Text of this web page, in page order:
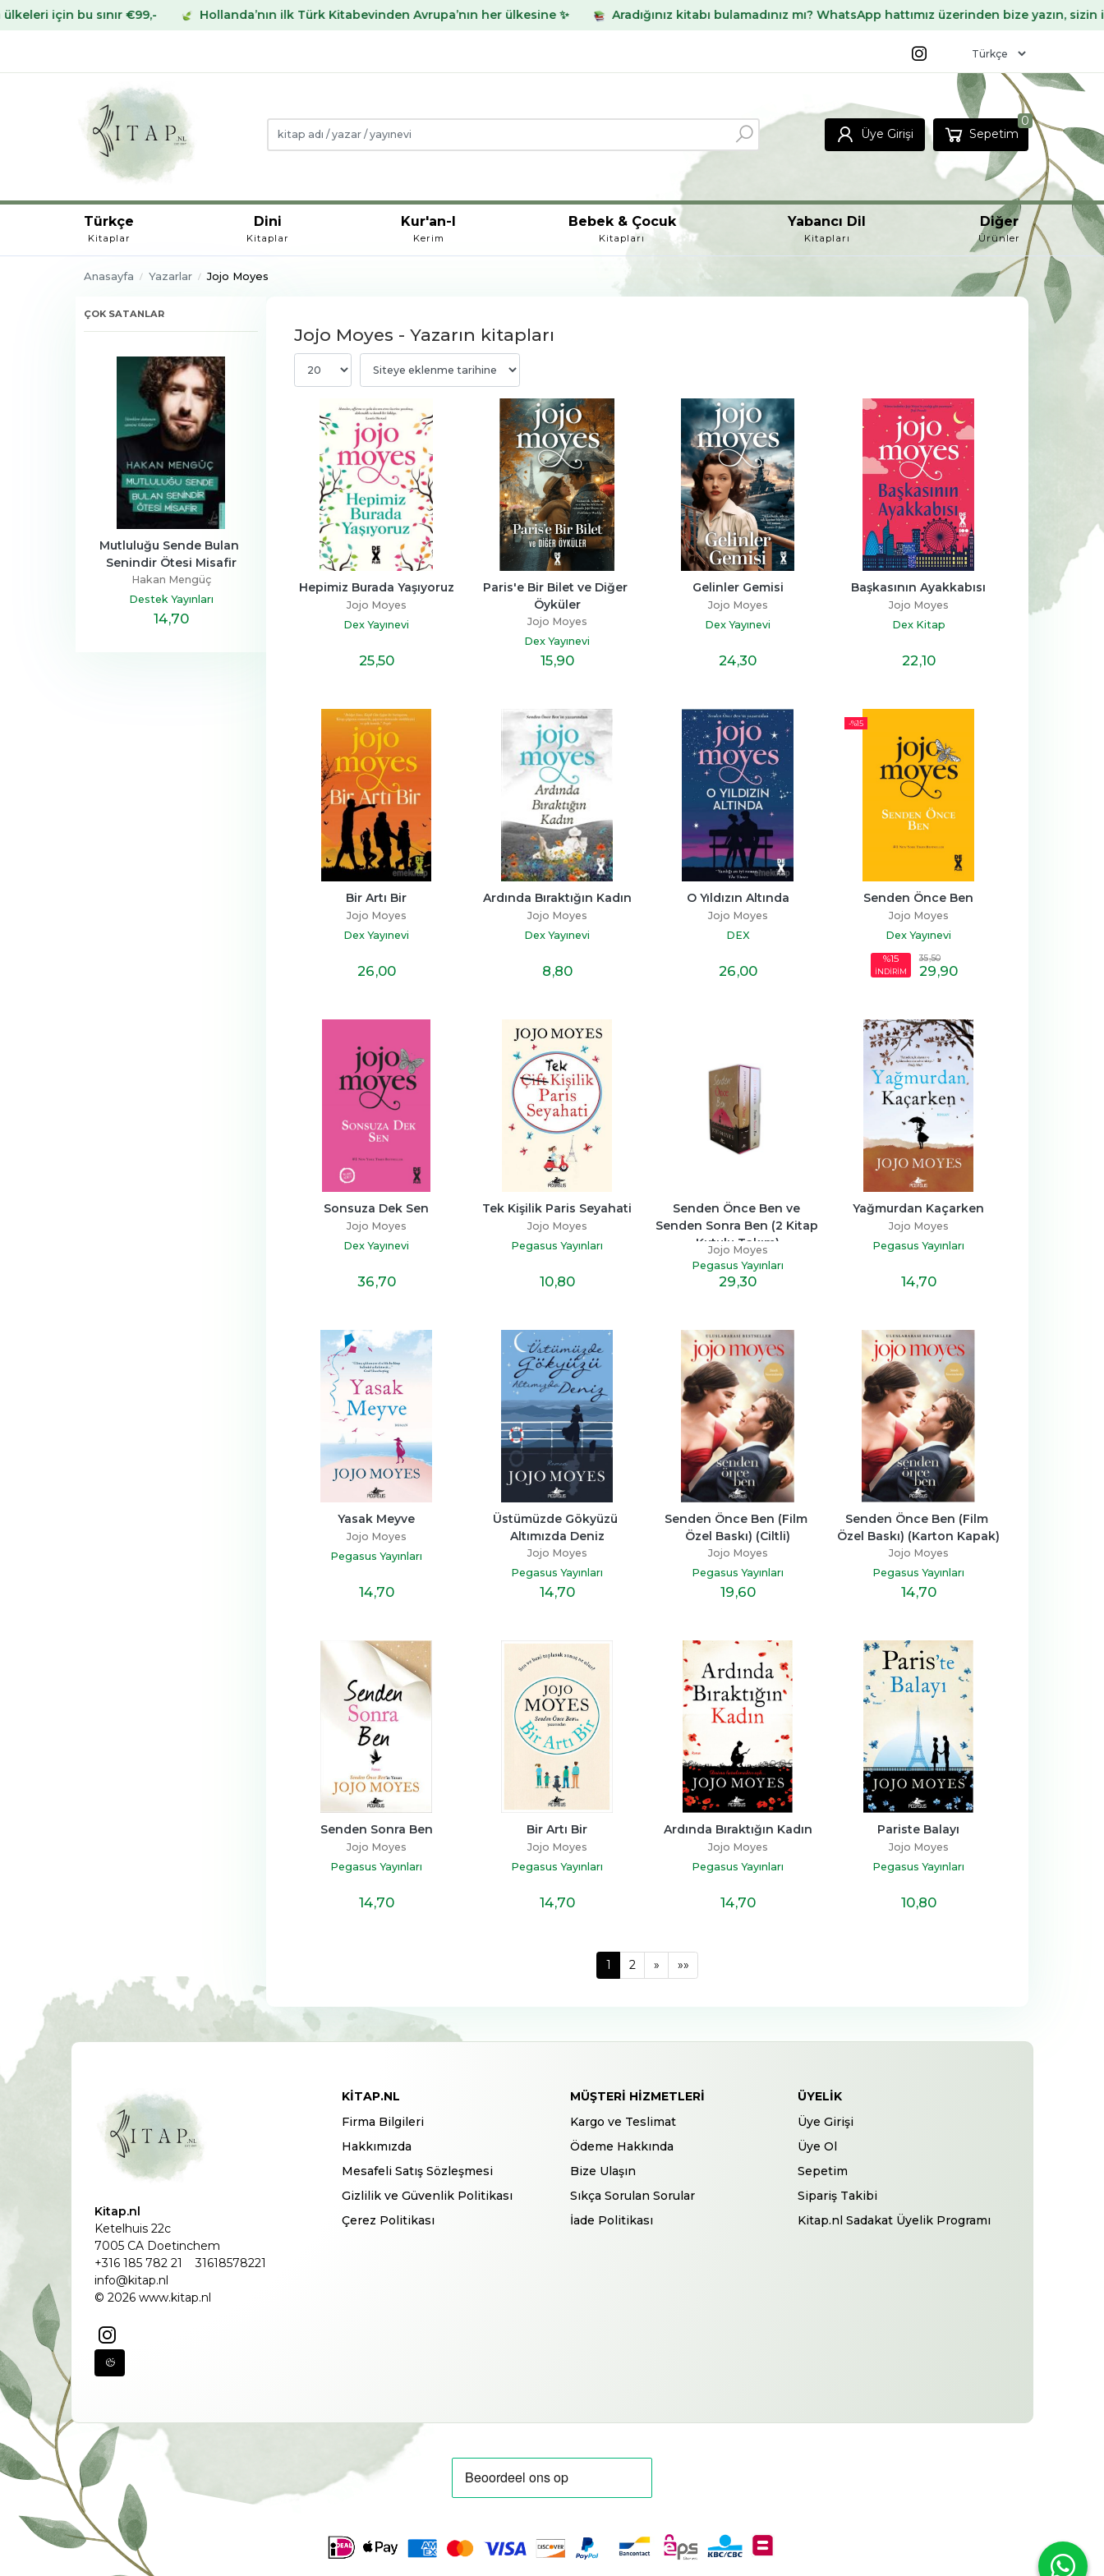
€99,- Hollanda’nın ilk Türk Kitabevinden Avrupa’nın her ülkesine ✨ Aradığınız kitabı bulamadınız mı? WhatsApp hattımız üzerinden bize yazın, sizin için temin
Üye Girişi Sepetim
0
Türkçe
Kitaplar
Dini
Kitaplar
Kur'an-I
Kerim
Bebek & Çocuk
Kitapları
Yabancı Dil
Kitapları
Diğer
Ürünler
Anasayfa Yazarlar Jojo Moyes
ÇOK SATANLAR
Mutluluğu Sende Bulan
Senindir Ötesi Misafir
Hakan Mengüç
Destek Yayınları
14,70
Henüz Her Şey Bitmedi
Zeus Kabadayı
Hayykitap
20,10
Beni Neden Sevmedin
Anne
Esra Ezmeci
Destek Yayınları
,60
Senden Bir Tane Daha
Yok
Miraç Çağrı Aktaş
İndigo Kitap
,10
Kur’an’ın Anlattığı Tarih:
Türkiye
Timaş Yayınları
,30
,90
Sen Annen Değilsin
Hatice Kübra Tongar
Aile Yayınları
17,20
Jojo Moyes - Yazarın kitapları
Hepimiz Burada Yaşıyoruz
Jojo Moyes
Dex Yayınevi
25,50
Paris'e Bir Bilet ve Diğer
Öyküler
Jojo Moyes
Dex Yayınevi
15,90
Gelinler Gemisi
Jojo Moyes
Dex Yayınevi
24,30
Başkasının Ayakkabısı
Jojo Moyes
Dex Kitap
22,10
Bir Artı Bir
Jojo Moyes
Dex Yayınevi
26,00
Ardında Bıraktığın Kadın
Jojo Moyes
Dex Yayınevi
8,80
O Yıldızın Altında
Jojo Moyes
DEX
26,00
-%15
Senden Önce Ben
Jojo Moyes
Dex Yayınevi
%15
İNDİRİM
35,50
29,90
Sonsuza Dek Sen
Jojo Moyes
Dex Yayınevi
36,70
Tek Kişilik Paris Seyahati
Jojo Moyes
Pegasus Yayınları
10,80
Senden Önce Ben ve
Senden Sonra Ben (2 Kitap
Kutulu Takım)
Jojo Moyes
Pegasus Yayınları
29,30
Yağmurdan Kaçarken
Jojo Moyes
Pegasus Yayınları
14,70
Yasak Meyve
Jojo Moyes
Pegasus Yayınları
14,70
Üstümüzde Gökyüzü
Altımızda Deniz
Jojo Moyes
Pegasus Yayınları
14,70
Senden Önce Ben (Film
Özel Baskı) (Ciltli)
Jojo Moyes
Pegasus Yayınları
19,60
Senden Önce Ben (Film
Özel Baskı) (Karton Kapak)
Jojo Moyes
Pegasus Yayınları
14,70
Senden Sonra Ben
Jojo Moyes
Pegasus Yayınları
14,70
Bir Artı Bir
Jojo Moyes
Pegasus Yayınları
14,70
Ardında Bıraktığın Kadın
Jojo Moyes
Pegasus Yayınları
14,70
Pariste Balayı
Jojo Moyes
Pegasus Yayınları
10,80
1 2 » »»
Kitap.nl
Ketelhuis 22c
7005 CA Doetinchem
+316 185 782 21
31618578221
info@kitap.nl
© 2026 www.kitap.nl
KITAP.NL
Firma Bilgileri
Hakkımızda
Mesafeli Satış Sözleşmesi
Gizlilik ve Güvenlik Politikası
Çerez Politikası
MÜŞTERI HIZMETLERI
Kargo ve Teslimat
Ödeme Hakkında
Bize Ulaşın
Sıkça Sorulan Sorular
İade Politikası
ÜYELIK
Üye Girişi
Üye Ol
Sepetim
Sipariş Takibi
Kitap.nl Sadakat Üyelik Programı